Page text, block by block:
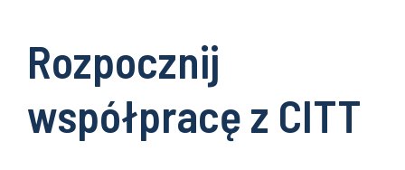
Rozpocznij
współpracę z CITT